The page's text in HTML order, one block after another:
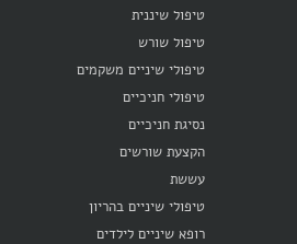
טיפול שיננית
טיפול שורש
טיפולי שיניים משקמים
טיפולי חניכיים
נסיגת חניכיים
הקצעת שורשים
עששת
טיפולי שיניים בהריון
רופא שיניים לילדים